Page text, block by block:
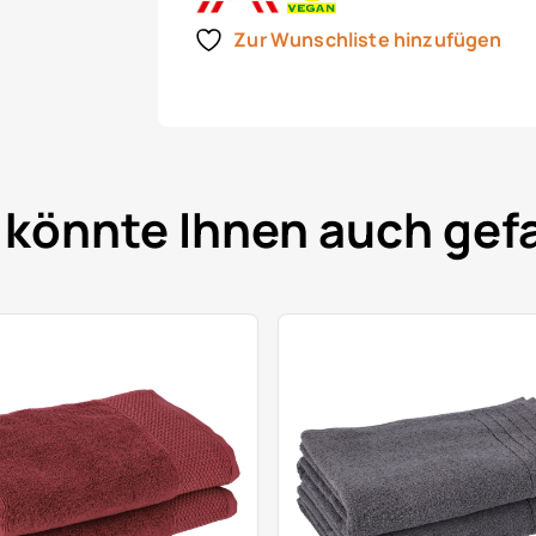
Zur Wunschliste hinzufügen
Ihnen auch